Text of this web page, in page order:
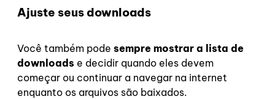
Ajuste seus downloads
Você também pode sempre mostrar a lista de
downloads e decidir quando eles devem
começar ou continuar a navegar na internet
enquanto os arquivos são baixados.